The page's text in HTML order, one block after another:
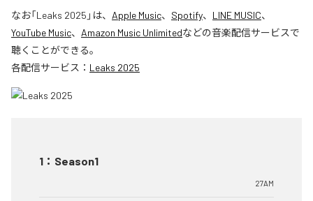
なお「Leaks 2025 」は、 Apple Music、 Spotify、 LINE MUSIC、
YouTube Music、 Amazon Music Unlimitedなどの音楽配信サービスで
聴くことができる。
各配信サービス： Leaks 2025
1 ： Season1
27AM